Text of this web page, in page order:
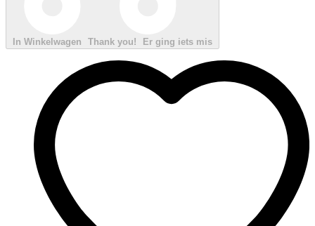
In Winkelwagen Thank you! Er ging iets mis